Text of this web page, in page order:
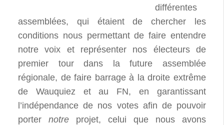
différentes
assemblées, qui étaient de chercher les
conditions nous permettant de faire entendre
notre voix et représenter nos électeurs de
premier tour dans la future assemblée
régionale, de faire barrage à la droite extrême
de Wauquiez et au FN, en garantissant
l’indépendance de nos votes afin de pouvoir
porter notre projet, celui que nous avons